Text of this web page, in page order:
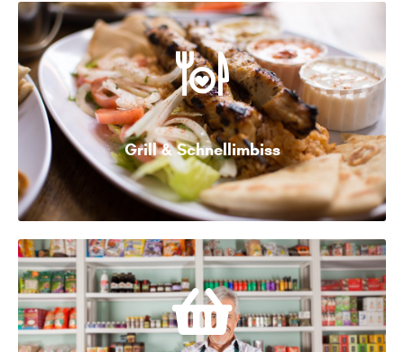
Grill & Schnellimbiss